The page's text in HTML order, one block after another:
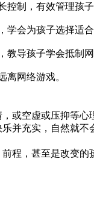
制，有效管理孩
会为孩子选择适
导孩子学会抵制
网络游戏。
或空虚或压抑等
并充实，自然就不
程，甚至是改变